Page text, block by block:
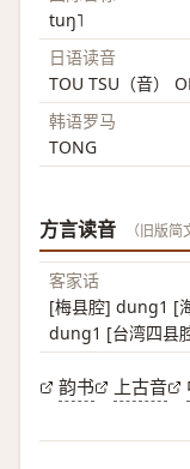
tuŋ˥
日语读音
TOU TSU（音）
韩语罗马
TONG
方言读音 （旧版简
客家话
[梅县腔] dung1 [
dung1 [台湾四县
韵书 上古音